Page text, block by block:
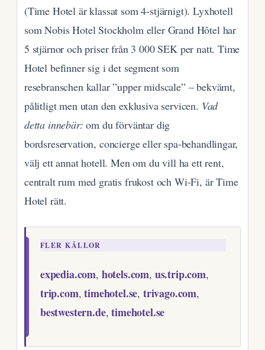
(Time Hotel är klassat som 4-stjärnigt). Lyxhotell
som Nobis Hotel Stockholm eller Grand Hôtel har
5 stjärnor och priser från 3 000 SEK per natt. Time
Hotel befinner sig i det segment som
resebranschen kallar ”upper midscale” – bekvämt,
pålitligt men utan den exklusiva servicen. Vad
detta innebär: om du förväntar dig
bordsreservation, concierge eller spa-behandlingar,
välj ett annat hotell. Men om du vill ha ett rent,
centralt rum med gratis frukost och Wi-Fi, är Time
Hotel rätt.
FLER KÄLLOR
expedia.com, hotels.com, us.trip.com,
trip.com,timehotel.se, trivago.com,
bestwestern.de,timehotel.se